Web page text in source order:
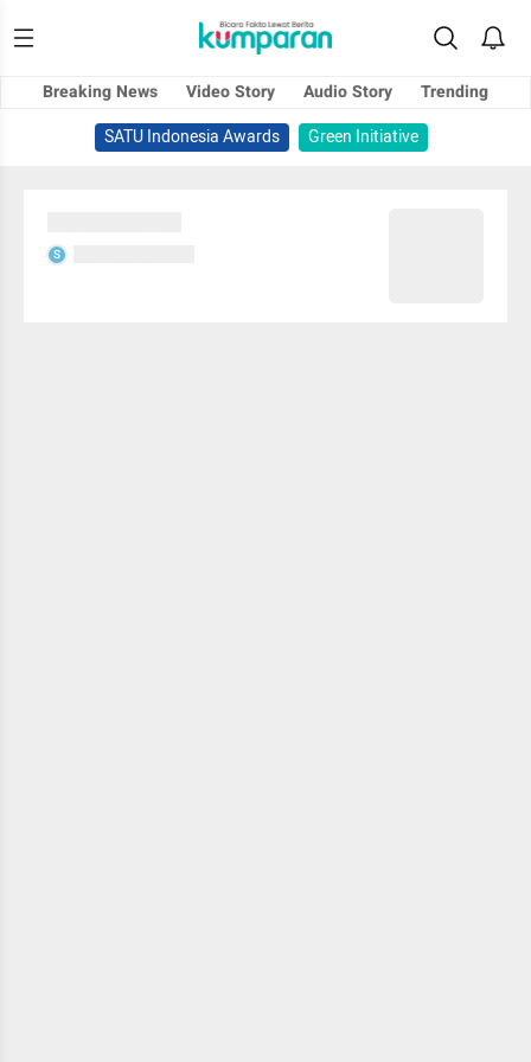
Breaking News Video Story Audio Story
Trending
SATU Indonesia Awards
Green Initiative
S